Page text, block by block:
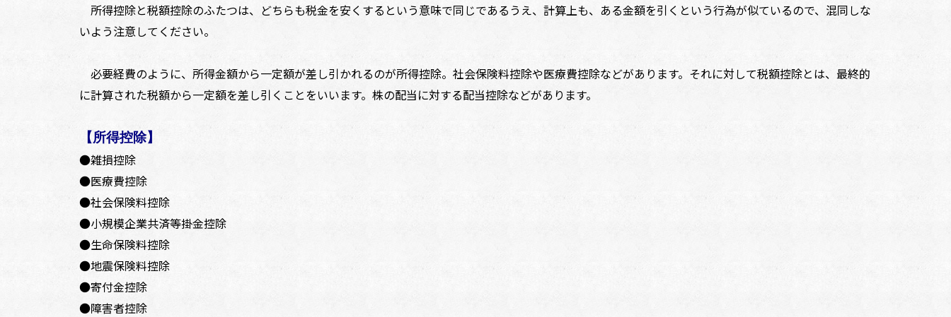
所得控除と税額控除のふたつは、どちらも税金を安くするという意味で同じであるうえ、計算上も、ある金額を引くという行為が似ているので、混同しな
いよう注意してください。
必要経費のように、所得金額から一定額が差し引かれるのが所得控除。社会保険料控除や医療費控除などがあります。それに対して税額控除とは、最終的
に計算された税額から一定額を差し引くことをいいます。株の配当に対する配当控除などがあります。
【所得控除】
●雑損控除
●医療費控除
●社会保険料控除
●小規模企業共済等掛金控除
●生命保険料控除
●地震保険料控除
●寄付金控除
●障害者控除